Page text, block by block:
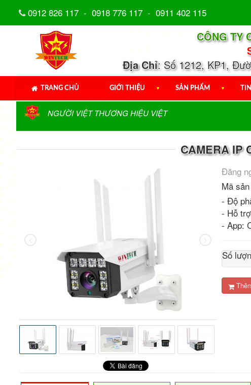
0912 826 117 - 0918 776 117 - 0911 402 115
CÔNG TY
Địa Chỉ: Số 1212, KP1,
TRANG CHỦ GIỚI THIỆU ▼ SẢN PHẨM ▼
NGƯỜI VIỆT THƯƠNG HIỆU VIỆT
CAMERA IP
Đăng
Mã
- Độ
- Hỗ
- App:
Số